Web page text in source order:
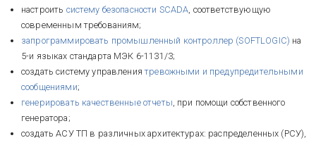
настроить систему безопасности SCADA, соответствующую
современным требованиям;
запрограммировать промышленный контроллер (SOFTLOGIC) на
5-и языках стандарта МЭК 6-1131/3;
создать систему управлениятревожными и предупредительными
сообщениями;
генерировать качественные отчеты, при помощи собственного
генератора;
создать АСУ ТП в различных архитектурах: распределенных (РСУ),